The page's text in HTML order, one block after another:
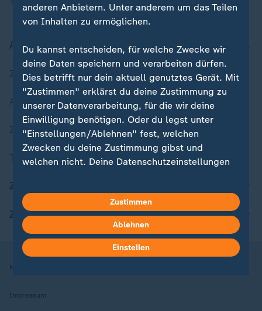
Aktuell bei ZDFheute
Zuletzt veröffentlicht
Aktuelle Sendungs-Videos
ZDFheute Stories
Themen im Überblick
ZDFheute Apps
Nutzungsbedingungen
Impressum
anderen Anbietern. Unter anderem um das Teilen
von Inhalten zu ermöglichen.
Du kannst entscheiden, für welche Zwecke wir
deine Daten speichern und verarbeiten dürfen.
Dies betrifft nur dein aktuell genutztes Gerät. Mit
"Zustimmen" erklärst du deine Zustimmung zu
unserer Datenverarbeitung, für die wir deine
Einwilligung benötigen. Oder du legst unter
"Einstellungen/Ablehnen" fest, welchen
Zwecken du deine Zustimmung gibst und
welchen nicht. Deine Datenschutzeinstellungen
Hier findest du das Impressum.
Weitere Informationen findest du in unserer
Datenschutzerklärung.
Zustimmen
Ablehnen
Einstellen